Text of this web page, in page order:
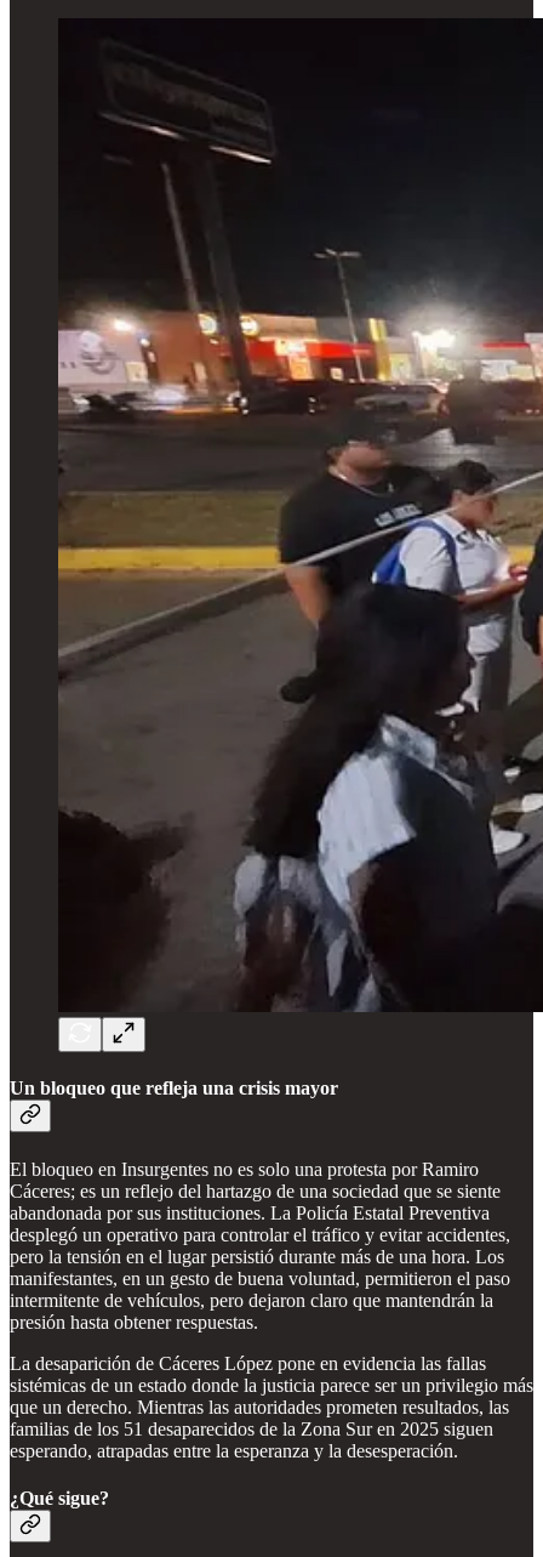
Un bloqueo que refleja una crisis mayor
El bloqueo en Insurgentes no es solo una protesta por Ramiro
Cáceres; es un reflejo del hartazgo de una sociedad que se siente
abandonada por sus instituciones. La Policía Estatal Preventiva
desplegó un operativo para controlar el tráfico y evitar accidentes,
pero la tensión en el lugar persistió durante más de una hora. Los
manifestantes, en un gesto de buena voluntad, permitieron el paso
intermitente de vehículos, pero dejaron claro que mantendrán la
presión hasta obtener respuestas.
La desaparición de Cáceres López pone en evidencia las fallas
sistémicas de un estado donde la justicia parece ser un privilegio más
que un derecho. Mientras las autoridades prometen resultados, las
familias de los 51 desaparecidos de la Zona Sur en 2025 siguen
esperando, atrapadas entre la esperanza y la desesperación.
¿Qué sigue?